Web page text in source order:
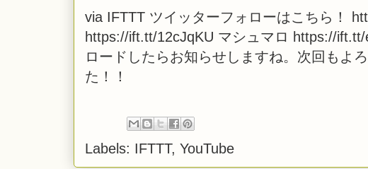
via IFTTTツイッターフォローはこちら！
https://ift.tt/12cJqKU マシュマロ https://
ロードしたらお知らせしますね。次回もよ
た！！
Labels: IFTTT, YouTube